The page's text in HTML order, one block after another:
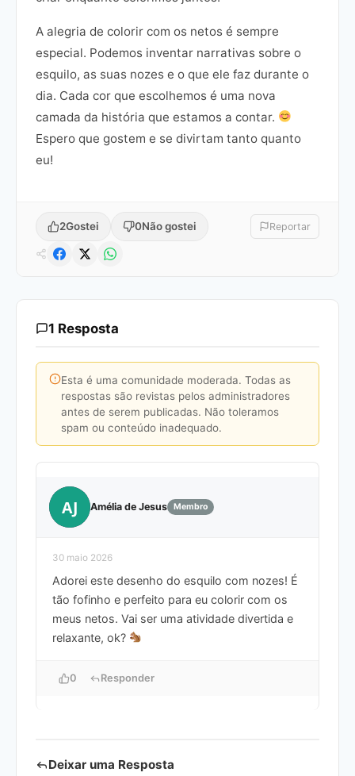
A alegria de colorir com os netos é sempre
especial. Podemos inventar narrativas sobre o
esquilo, as suas nozes e o que ele faz durante o
dia. Cada cor que escolhemos é uma nova
camada da história que estamos a contar.
Espero que gostem e se divirtam tanto quanto
eu!
2Gostei 0Não gostei Reportar
1 Resposta
Esta é uma comunidade moderada. Todas as
respostas são revistas pelos administradores
antes de serem publicadas. Não toleramos
spam ou conteúdo inadequado.
AJ Amélia de Jesus Membro
30 maio 2026
Adorei este desenho do esquilo com nozes! É
tão fofinho e perfeito para eu colorir com os
meus netos. Vai ser uma atividade divertida e
relaxante, ok?
0 Responder
Deixar uma Resposta